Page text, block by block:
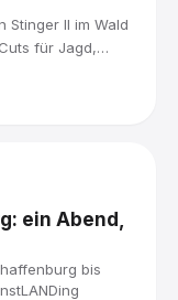
Stinger II im Wald
für Jagd,
ein Abend,
bis